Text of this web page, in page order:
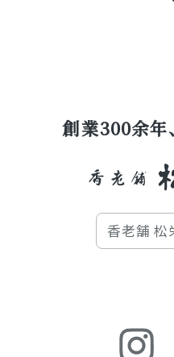
創業300余
香老舗 松